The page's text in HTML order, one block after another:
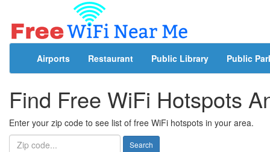
Airports Restaurant Public Library Public
Find Free WiFi Hotspots
Enter your zip code to see list of free WiFi hotspots in your area.
Search